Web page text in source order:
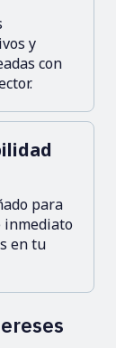
y
con
para
inmediato
en tu